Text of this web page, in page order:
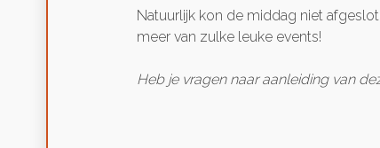
Natuurlijk kon de middag niet
meer van zulke leuke events!
Heb je vragen naar aanleiding van